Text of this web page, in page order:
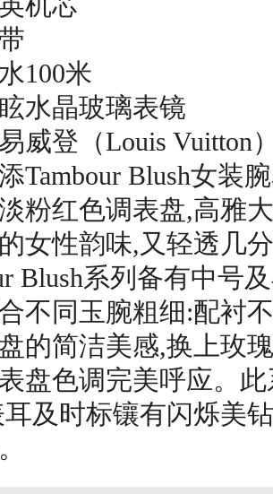
米
晶玻璃表镜
登（Louis Vuitton）
Tambour Blush女装
粉红色调表盘,高雅
女性韵味,又轻透几
Blush系列备有中号
不同玉腕粗细:配衬
的简洁美感,换上玫
盘色调完美呼应。
及时标镶有闪烁美